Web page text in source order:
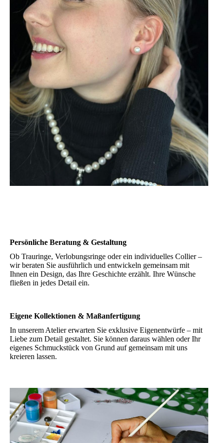
Persönliche Beratung & Gestaltung
Ob Trauringe, Verlobungsringe oder ein individuelles Collier –
wir beraten Sie ausführlich und entwickeln gemeinsam mit
Ihnen ein Design, das Ihre Geschichte erzählt. Ihre Wünsche
fließen in jedes Detail ein.
Eigene Kollektionen & Maßanfertigung
In unserem Atelier erwarten Sie exklusive Eigenentwürfe – mit
Liebe zum Detail gestaltet. Sie können daraus wählen oder Ihr
eigenes Schmuckstück von Grund auf gemeinsam mit uns
kreieren lassen.